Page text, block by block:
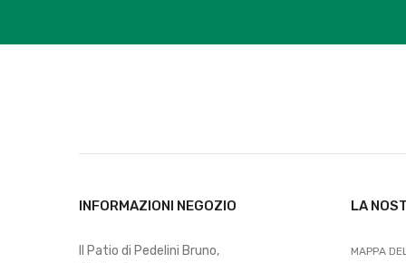
INFORMAZIONI NEGOZIO
Il Patio di Pedelini Bruno,
LA
MAPPA